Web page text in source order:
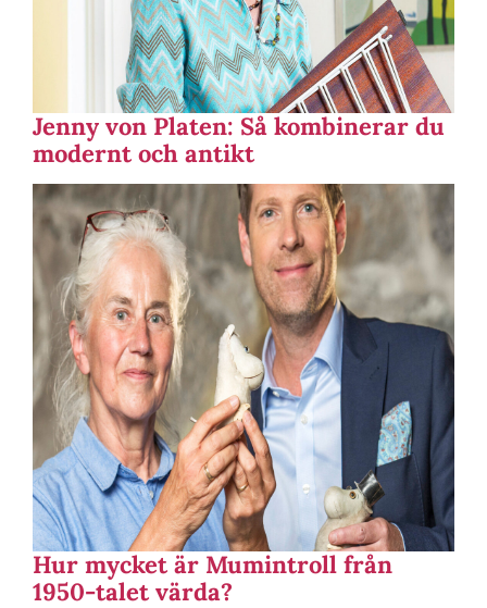
Jenny von Platen: Så kombinerar du
modernt och antikt
Hur mycket är Mumintroll från
1950-talet värda?